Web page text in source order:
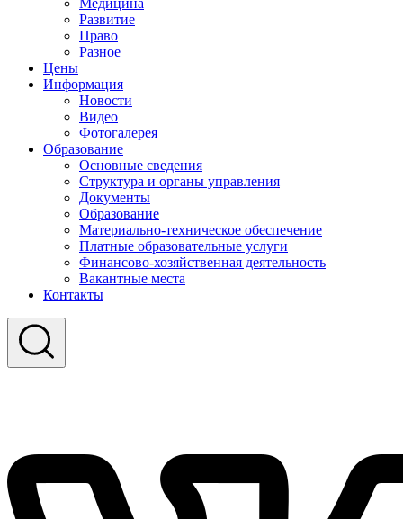
Медицина
Развитие
Право
Разное
Цены
Информация
Новости
Видео
Фотогалерея
Образование
Основные сведения
Структура и органы управления
Документы
Образование
Материально-техническое обеспечение
Платные образовательные услуги
Финансово-хозяйственная деятельность
Вакантные места
Контакты